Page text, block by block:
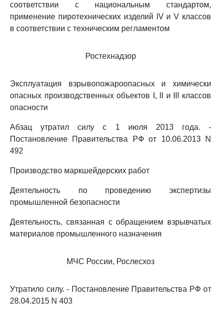
соответствии с национальным стандартом,
применение пиротехнических изделий IV и V классов
в соответствии с техническим регламентом
Ростехнадзор
Эксплуатация взрывопожароопасных и химически
опасных производственных объектов I, II и III классов
опасности
Абзац утратил силу с 1 июля 2013 года. -
Постановление Правительства РФ от 10.06.2013 N
492
Производство маркшейдерских работ
Деятельность по проведению экспертизы
промышленной безопасности
Деятельность, связанная с обращением взрывчатых
материалов промышленного назначения
МЧС России, Рослесхоз
Утратило силу. - Постановление Правительства РФ от
28.04.2015 N 403